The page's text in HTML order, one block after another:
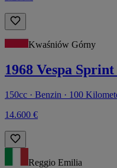
Kwaśniów Górny
1968 Vespa Sprint
150cc · Benzin · 100
14.600 €
Reggio Emilia